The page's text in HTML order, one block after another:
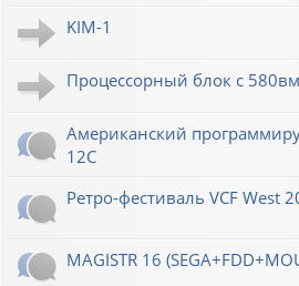
KIM-1
Процессорный блок с
Американский
12C
Ретро-фестиваль VCF West
MAGISTR 16